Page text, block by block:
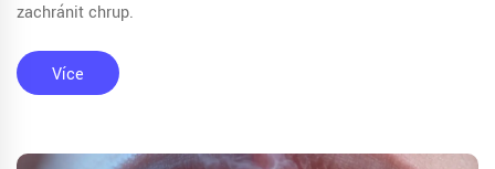
zachránit chrup.
Více